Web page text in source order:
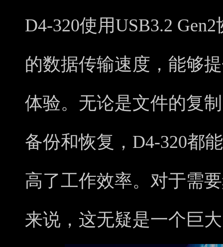
D4-320使用USB3.2
的数据传输速度，能够
体验。无论是文件的复
备份和恢复，D4-320都
高了工作效率。对于需
来说，这无疑是一个巨